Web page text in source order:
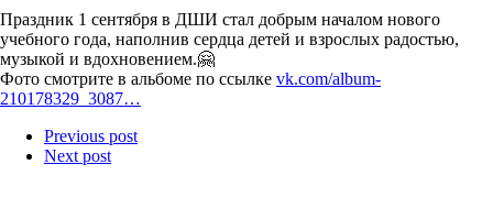
Праздник 1 сентября в ДШИ стал добрым началом нового
учебного года, наполнив сердца детей и взрослых радостью,
музыкой и вдохновением.🤗
Фото смотрите в альбоме по ссылке vk.com/album-
210178329_3087…
Previous post
Next post